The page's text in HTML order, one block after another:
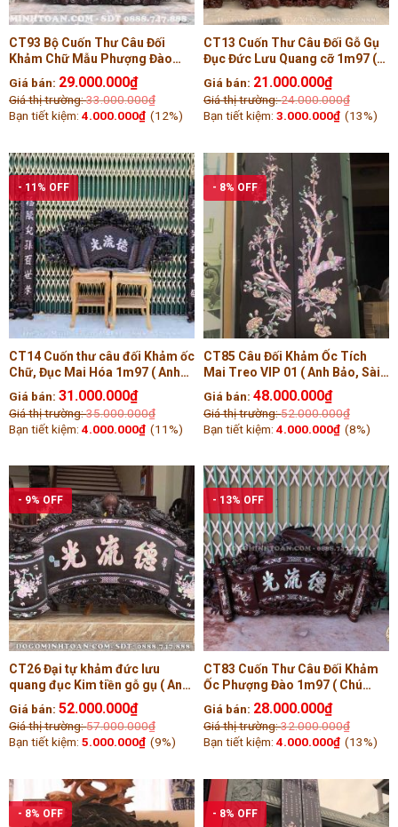
CT93 Bộ Cuốn Thư Câu Đối
Khảm Chữ Mẫu Phượng Đào
1m97 ( Anh Tùng , Hải Dương )
Giá bán: 29.000.000₫
Giá thị trường:33.000.000₫
Bạn tiết kiệm: 4.000.000₫ (12%)
CT13 Cuốn Thư Câu Đối Gỗ Gụ
Đục Đức Lưu Quang cỡ 1m97 (
Chú Nghĩa, Đồng Tháp )
Giá bán: 21.000.000₫
Giá thị trường:24.000.000₫
Bạn tiết kiệm: 3.000.000₫ (13%)
- 11% OFF
CT14 Cuốn thư câu đối Khảm ốc
Chữ, Đục Mai Hóa 1m97 ( Anh
Chính, Bắc Ninh )
Giá bán: 31.000.000₫
Giá thị trường:35.000.000₫
Bạn tiết kiệm: 4.000.000₫ (11%)
- 8% OFF
CT85 Câu Đối Khảm Ốc Tích
Mai Treo VIP 01 ( Anh Bảo, Sài
Giá bán: 48.000.000₫
Giá thị trường:52.000.000₫
Bạn tiết kiệm: 4.000.000₫ (8%)
- 9% OFF
CT26 Đại tự khảm đức lưu
quang đục Kim tiền gỗ gụ ( Anh
Miện, Thanh Hóa )
Giá bán: 52.000.000₫
Giá thị trường:57.000.000₫
Bạn tiết kiệm: 5.000.000₫ (9%)
- 13% OFF
CT83 Cuốn Thư Câu Đối Khảm
Ốc Phượng Đào 1m97 ( Chú
Lâm, Hưng Yên )
Giá bán: 28.000.000₫
Giá thị trường:32.000.000₫
Bạn tiết kiệm: 4.000.000₫ (13%)
- 8% OFF - 8% OFF